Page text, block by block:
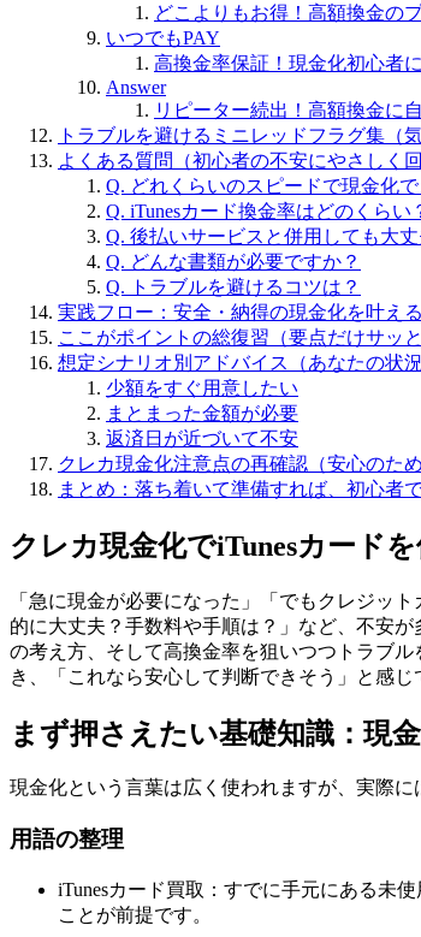
どこよりもお得！高額換金の
いつでもPAY
高換金率保証！現金化初心者
Answer
リピーター続出！高額換金に
トラブルを避けるミニレッドフラグ集（
よくある質問（初心者の不安にやさしく回
Q. どれくらいのスピードで現金化で
Q. iTunesカード換金率はどのくらい
Q. 後払いサービスと併用しても大丈
Q. どんな書類が必要ですか？
Q. トラブルを避けるコツは？
実践フロー：安全・納得の現金化を叶え
ここがポイントの総復習（要点だけサッと
想定シナリオ別アドバイス（あなたの状
少額をすぐ用意したい
まとまった金額が必要
返済日が近づいて不安
クレカ現金化注意点の再確認（安心のた
まとめ：落ち着いて準備すれば、初心者
クレカ現金化でiTunesカード
「急に現金が必要になった」「でもクレジッ
的に大丈夫？手数料や手順は？」など、不安
の考え方、そして高換金率を狙いつつトラブ
き、「これなら安心して判断できそう」と感じ
まず押さえたい基礎知識：現
現金化という言葉は広く使われますが、実際
用語の整理
iTunesカード買取：すでに手元にある未
ことが前提です。